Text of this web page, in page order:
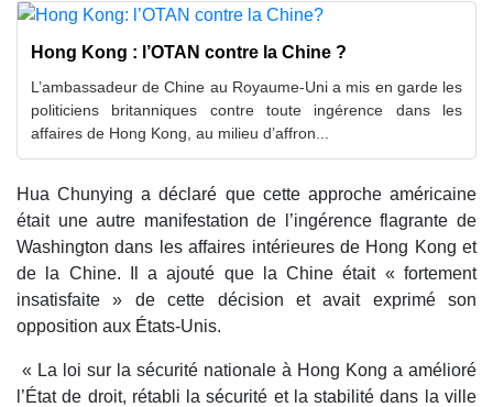
Hong Kong : l’OTAN contre la Chine ?
L’ambassadeur de Chine au Royaume-Uni a mis en garde les
politiciens britanniques contre toute ingérence dans les
affaires de Hong Kong, au milieu d’affron...
Hua Chunying a déclaré que cette approche américaine
était une autre manifestation de l’ingérence flagrante de
Washington dans les affaires intérieures de Hong Kong et
de la Chine. Il a ajouté que la Chine était « fortement
insatisfaite » de cette décision et avait exprimé son
opposition aux États-Unis.
« La loi sur la sécurité nationale à Hong Kong a amélioré
l’État de droit, rétabli la sécurité et la stabilité dans la ville